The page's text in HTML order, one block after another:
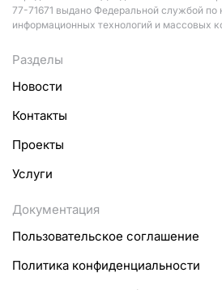
77-71671 выдано Федеральной службой по
информационных технологий и массовых
Разделы
Новости
Контакты
Проекты
Услуги
Документация
Пользовательское соглашение
Политика конфиденциальности